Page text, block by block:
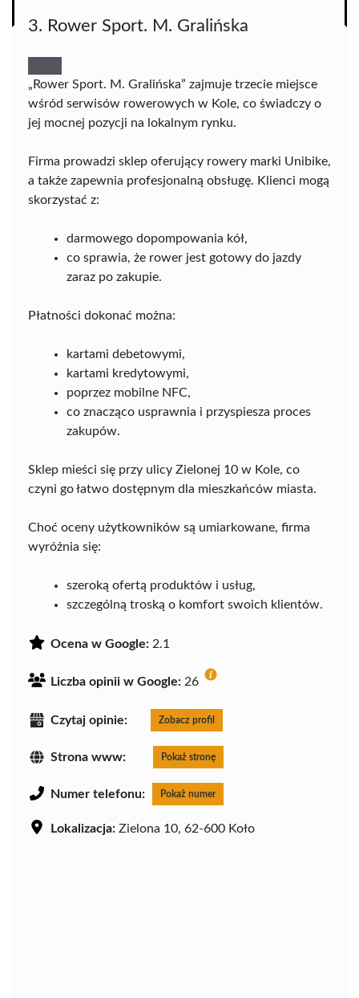
3. Rower Sport. M. Gralińska
„Rower Sport. M. Gralińska” zajmuje trzecie miejsce
wśród serwisów rowerowych w Kole, co świadczy o
jej mocnej pozycji na lokalnym rynku.
Firma prowadzi sklep oferujący rowery marki Unibike,
a także zapewnia profesjonalną obsługę. Klienci mogą
skorzystać z:
darmowego dopompowania kół,
co sprawia, że rower jest gotowy do jazdy
zaraz po zakupie.
Płatności dokonać można:
kartami debetowymi,
kartami kredytowymi,
poprzez mobilne NFC,
co znacząco usprawnia i przyspiesza proces
zakupów.
Sklep mieści się przy ulicy Zielonej 10 w Kole, co
czyni go łatwo dostępnym dla mieszkańców miasta.
Choć oceny użytkowników są umiarkowane, firma
wyróżnia się:
szeroką ofertą produktów i usług,
szczególną troską o komfort swoich klientów.
Ocena w Google: 2.1
Liczba opinii w Google: 26
Czytaj opinie: Zobacz profil
Strona www: Pokaż stronę
Numer telefonu: Pokaż numer
Lokalizacja: Zielona 10, 62-600 Koło